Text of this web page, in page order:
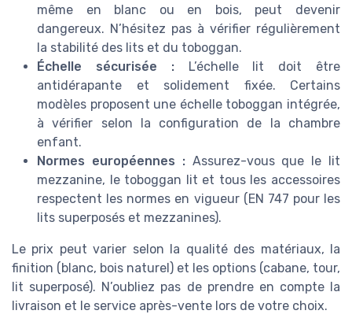
même en blanc ou en bois, peut devenir
dangereux. N’hésitez pas à vérifier régulièrement
la stabilité des lits et du toboggan.
Échelle sécurisée :L’échelle lit doit être
antidérapante et solidement fixée. Certains
modèles proposent une échelle toboggan intégrée,
à vérifier selon la configuration de la chambre
enfant.
Normes européennes :Assurez-vous que le lit
mezzanine, le toboggan lit et tous les accessoires
respectent les normes en vigueur (EN 747 pour les
lits superposés et mezzanines).
Le prix peut varier selon la qualité des matériaux, la
finition (blanc, bois naturel) et les options (cabane, tour,
lit superposé). N’oubliez pas de prendre en compte la
livraison et le service après-vente lors de votre choix.